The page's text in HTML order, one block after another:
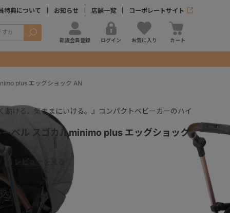
特典について お知らせ 店舗一覧 コーポレートサイト
検索
新規会員登録 ログイン お気に入り カート
plus エッグショック AN
動ける、気ままにいける。』コンパクトベビーカーのハイ
ベル スゴカルminimo plus エッグショック
レビューを見る